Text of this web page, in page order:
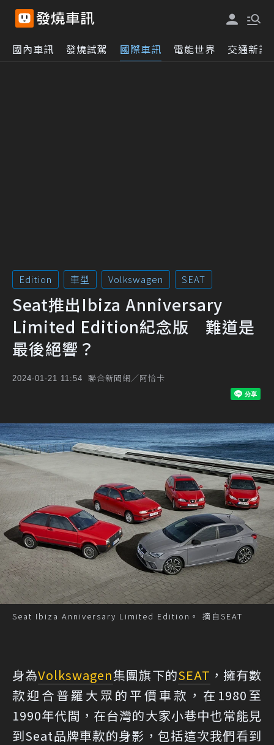
國內車訊 發燒試駕 國際車訊 電能世界 交通新訊
Edition 車型 Volkswagen SEAT
Seat推出Ibiza Anniversary
Limited Edition紀念版 難道是
最後絕響？
2024-01-21 11:54 聯合新聞網／阿恰卡
Seat Ibiza Anniversary Limited Edition。 摘自SEAT
身為Volkswagen集團旗下的SEAT ，擁有數
款迎合普羅大眾的平價車款，在1980至
1990年代間，在台灣的大家小巷中也常能見
到Seat品牌車款的身影，包括這次我們看到